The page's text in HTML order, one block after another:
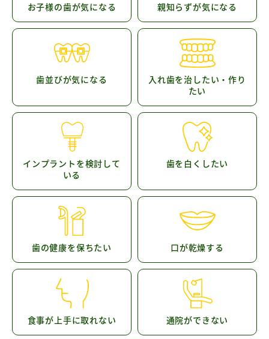
お子様の歯が気になる 親知らずが気になる
歯並びが気になる
入れ歯を治したい・作り
たい
インプラントを検討して
いる
歯を白くしたい
歯の健康を保ちたい 口が乾燥する
食事が上手に取れない 通院ができない